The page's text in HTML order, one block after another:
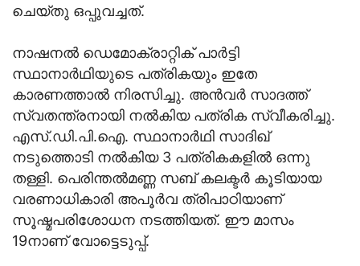
ചെയ്തു ഒപ്പുവച്ചത്.
നാഷനൽ ഡെമോക്രാറ്റിക് പാർട്ടി
സ്ഥാനാർഥിയുടെ പത്രികയും ഇതേ
കാരണത്താൽ നിരസിച്ചു. അൻവർ സാദത്ത്
സ്വതന്ത്രനായി നൽകിയ പത്രിക സ്വീകരിച്ചു.
എസ്.ഡി.പി.ഐ. സ്ഥാനാർഥി സാദിഖ്
നടുത്തൊടി നൽകിയ 3 പത്രികകളിൽ ഒന്നു
തള്ളി. പെരിന്തൽമണ്ണ സബ് കലക്ടർ കൂടിയായ
വരണാധികാരി അപൂർവ ത്രിപാഠിയാണ്
സൂഷ്മപരിശോധന നടത്തിയത്. ഈ മാസം
19നാണ് വോട്ടെടുപ്പ്.